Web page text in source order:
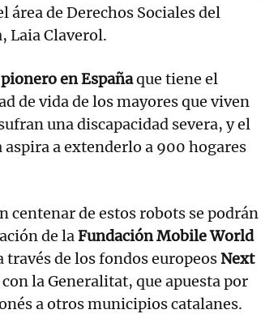
área de Derechos Sociales del
Laia Claverol.
en Españaque tiene el
de vida de los mayores que viven
una discapacidad severa, y el
a extenderlo a 900 hogares
centenar de estos robots se podrán
de laFundación Mobile World
de los fondos europeos Next
la Generalitat, que apuesta por
a otros municipios catalanes.